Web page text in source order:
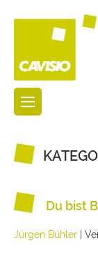
Du bist
Jürgen Bühler